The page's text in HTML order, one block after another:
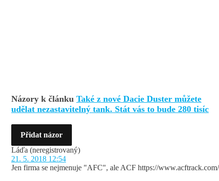
Názory k článku Také z nové Dacie Duster můžete
udělat nezastavitelný tank. Stát vás to bude 280 tisíc
Přidat názor
Láďa (neregistrovaný)
21. 5. 2018 12:54
Jen firma se nejmenuje "AFC", ale ACF https://www.acftrack.com/